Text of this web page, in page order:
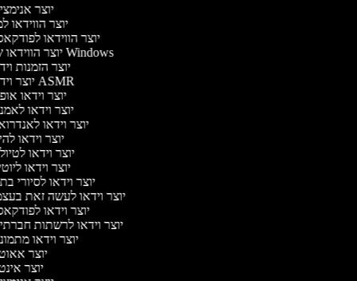
יוצר
יוצר הווידאו
יוצר הווידאו
יוצר הווידאו של Windows
יוצר הזמנות
יוצר וידאו ASMR
יוצר וידאו
יוצר וידאו
יוצר וידאו
יוצר וידאו
יוצר וידאו
יוצר וידאו
יוצר וידאו לסיורי
יוצר וידאו לעשה זאת
יוצר וידאו
יוצר וידאו לרשתות
יוצר וידאו
יוצר
יוצר